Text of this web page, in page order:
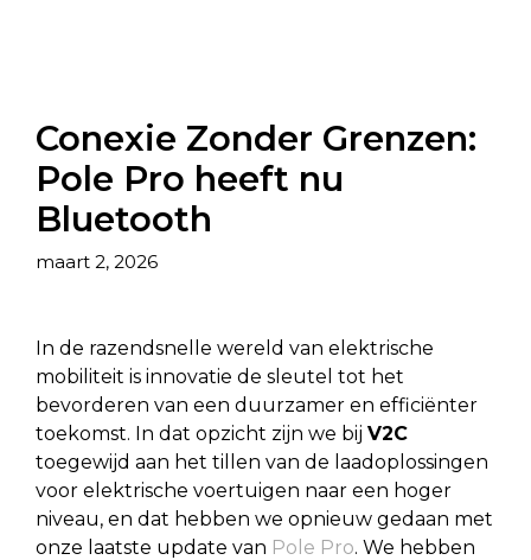
Conexie Zonder Grenzen:
Pole Pro heeft nu
Bluetooth
maart 2, 2026
In de razendsnelle wereld van elektrische
mobiliteit is innovatie de sleutel tot het
bevorderen van een duurzamer en efficiënter
toekomst. In dat opzicht zijn we bij V2C
toegewijd aan het tillen van de laadoplossingen
voor elektrische voertuigen naar een hoger
niveau, en dat hebben we opnieuw gedaan met
onze laatste update van Pole Pro. We hebben